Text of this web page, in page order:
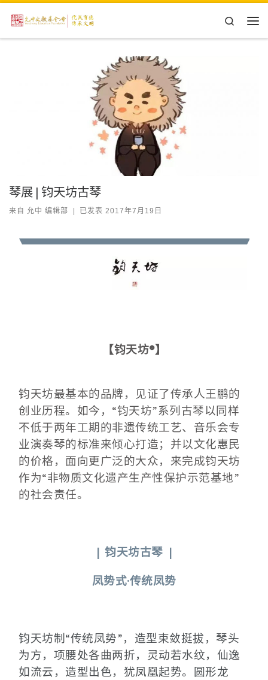
Skip to content
Search
琴展 | 钧天坊古琴
来自 允中 编辑部 | 已发表 2017年7月19日
【钧天坊®】
钧天坊最基本的品牌，见证了传承人王鹏的
创业历程。如今，“钧天坊”系列古琴以同样
不低于两年工期的非遗传统工艺、音乐会专
业演奏琴的标准来倾心打造；并以文化惠民
的价格，面向更广泛的大众，来完成钧天坊
作为“非物质文化遗产生产性保护示范基地”
的社会责任。
| 钧天坊古琴 |
凤势式·传统凤势
钧天坊制“传统凤势”，造型束敛挺拔，琴头
为方，项腰处各曲两折，灵动若水纹，仙逸
如流云，造型出色，犹凤凰起势。圆形龙